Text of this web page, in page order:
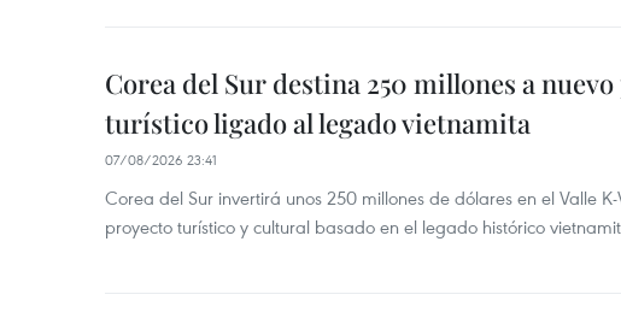
Corea del Sur destina 250 millones a
turístico ligado al legado vietnamita
07/08/2026 23:41
Corea del Sur invertirá unos 250 millones de dólares en el Valle
proyecto turístico y cultural basado en el legado histórico